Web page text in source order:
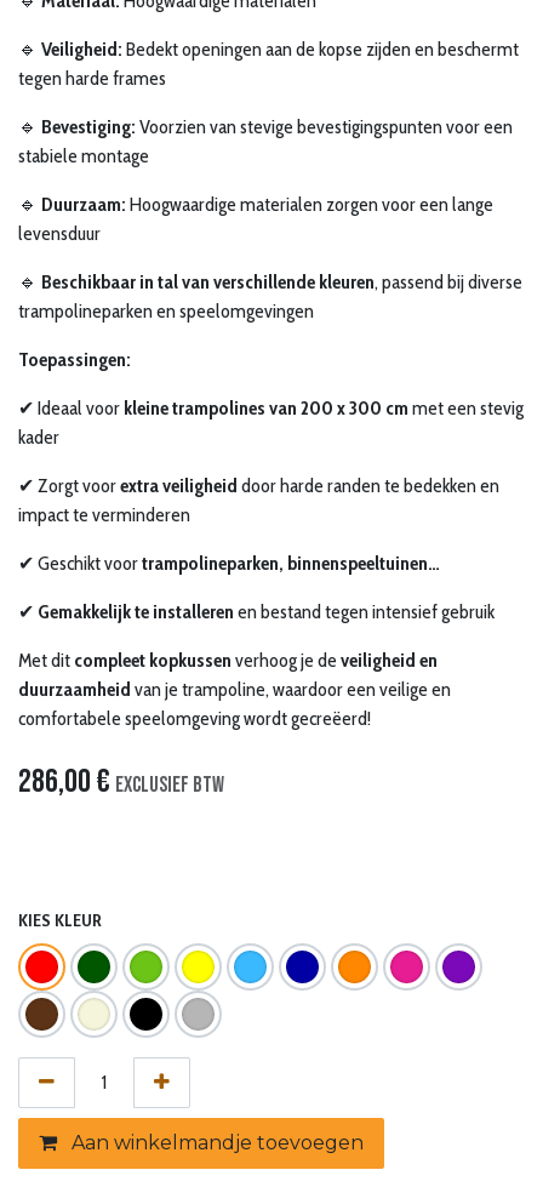
🔹 Veiligheid: Bedekt openingen aan de kopse zijden en beschermt
tegen harde frames
🔹 Bevestiging: Voorzien van stevige bevestigingspunten voor een
stabiele montage
🔹 Duurzaam: Hoogwaardige materialen zorgen voor een lange
levensduur
🔹 Beschikbaar in tal van verschillende kleuren, passend bij diverse
trampolineparken en speelomgevingen
Toepassingen:
✔ Ideaal voor kleine trampolines van 200 x 300 cm met een stevig
kader
✔ Zorgt voorextra veiligheid door harde randen te bedekken en
impact te verminderen
✔ Geschikt voortrampolineparken, binnenspeeltuinen…
✔ Gemakkelijk te installeren en bestand tegen intensief gebruik
Met dit compleet kopkussen verhoog je de veiligheid en
duurzaamheid van je trampoline, waardoor een veilige en
comfortabele speelomgeving wordt gecreëerd!
286,00€ Exclusief btw
KIES KLEUR
Aan winkelmandje toevoegen